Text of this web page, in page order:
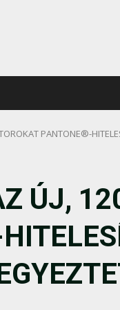
PANTONE®-
ÚJ,